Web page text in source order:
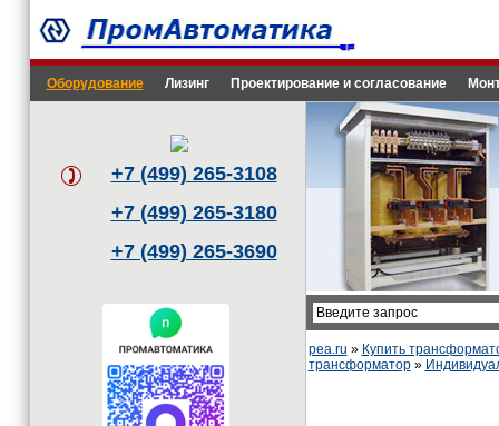
Оборудование Лизинг Проектирование и согласование
+7 (499) 265-3108
+7 (499) 265-3180
+7 (499) 265-3690
pea.ru » Купить
трансформатор»